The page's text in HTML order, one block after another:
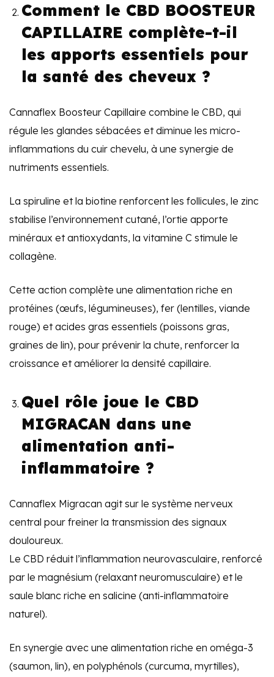
Comment le CBD BOOSTEUR
CAPILLAIRE complète-t-il
les apports essentiels pour
la santé des cheveux ?
Cannaflex Boosteur Capillaire combine le CBD, qui
régule les glandes sébacées et diminue les micro-
inflammations du cuir chevelu, à une synergie de
nutriments essentiels.
La spiruline et la biotine renforcent les follicules, le zinc
stabilise l’environnement cutané, l’ortie apporte
minéraux et antioxydants, la vitamine C stimule le
collagène.
Cette action complète une alimentation riche en
protéines (œufs, légumineuses), fer (lentilles, viande
rouge) et acides gras essentiels (poissons gras,
graines de lin), pour prévenir la chute, renforcer la
croissance et améliorer la densité capillaire.
Quel rôle joue le CBD
MIGRACAN dans une
alimentation anti-
inflammatoire ?
Cannaflex Migracan agit sur le système nerveux
central pour freiner la transmission des signaux
douloureux.
Le CBD réduit l’inflammation neurovasculaire, renforcé
par le magnésium (relaxant neuromusculaire) et le
saule blanc riche en salicine (anti-inflammatoire
naturel).
En synergie avec une alimentation riche en oméga-3
(saumon, lin), en polyphénols (curcuma, myrtilles),